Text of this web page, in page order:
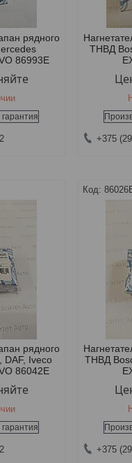
рядного
86993E
ТНВД
+375
рядного
Iveco
86042E
ТНВД
+375